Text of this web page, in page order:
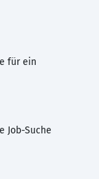
für ein
Job-Suche